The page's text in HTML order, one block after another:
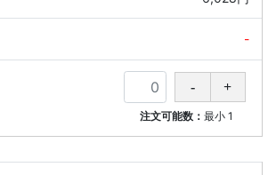
-
注文可能数：最小 1